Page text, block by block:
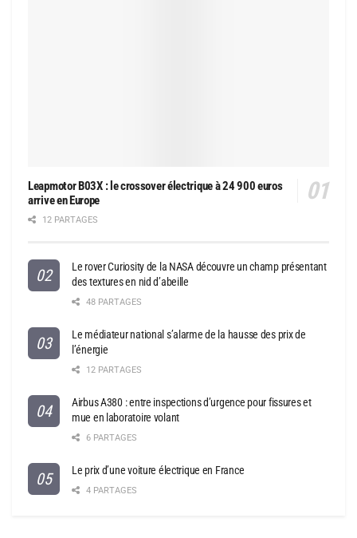
Leapmotor B03X : le crossover électrique à 24 900 euros
arrive en Europe
12 PARTAGES
Le rover Curiosity de la NASA découvre un champ présentant
des textures en nid d’abeille
48 PARTAGES
Le médiateur national s’alarme de la hausse des prix de
l’énergie
12 PARTAGES
Airbus A380 : entre inspections d’urgence pour fissures et
mue en laboratoire volant
6 PARTAGES
Le prix d’une voiture électrique en France
4 PARTAGES